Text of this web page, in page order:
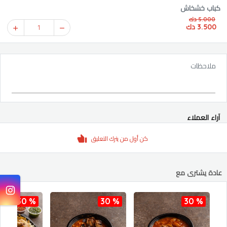
كباب خشخاش
5.000 دك
3.500 دك 1
ملاحظات
آراء العملاء
كن أول من يترك التعليق
عادة يشترى مع
30 %
30 %
30 %